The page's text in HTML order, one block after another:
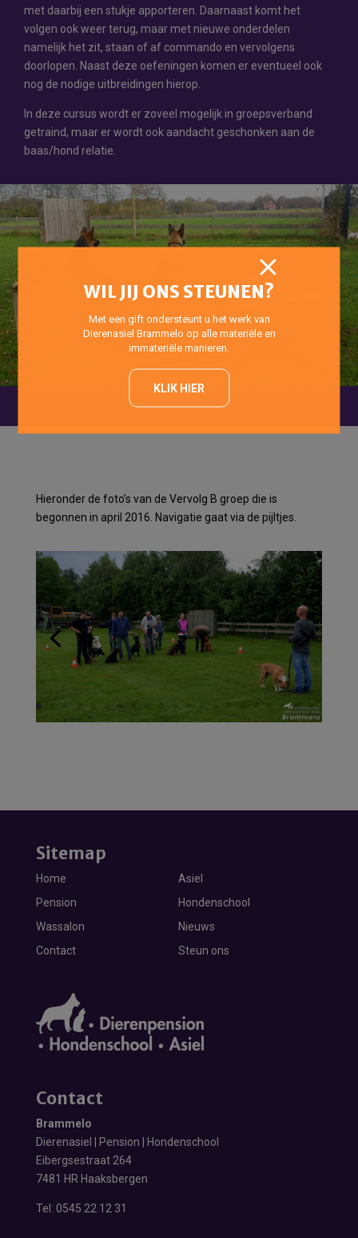
met daarbij een stukje apporteren. Daarnaast komt het
volgen ook weer terug, maar met nieuwe onderdelen
namelijk het zit, staan of af commando en vervolgens
doorlopen. Naast deze oefeningen komen er eventueel ook
nog de nodige uitbreidingen hierop.
In deze cursus wordt er zoveel mogelijk in groepsverband
getraind, maar er wordt ook aandacht geschonken aan de
baas/hond relatie.
Hieronder de foto’s van de Vervolg B groep die is
begonnen in april 2016. Navigatie gaat via de pijltjes.
WIL JIJ ONS STEUNEN?
Met een gift ondersteunt u het werk van
Dierenasiel Brammelo op alle materiële en
immateriële manieren.
KLIK HIER
Sitemap
Home
Asiel
Pension
Hondenschool
Wassalon
Nieuws
Contact
Steun ons
Contact
Brammelo
Dierenasiel | Pension | Hondenschool
Eibergsestraat 264
7481 HR Haaksbergen
Tel: 0545 22 12 31